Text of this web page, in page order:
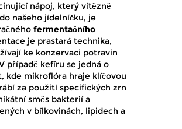
nápoj, který vítězně
našeho jídelníčku, je
fermentačního
je prastará technika,
ke konzervaci potravin
případě kefíru se jedná o
kde mikroflóra hraje klíčovou
za použití specifických zrn
směs bakterií a
v bílkovinách, lipidech a